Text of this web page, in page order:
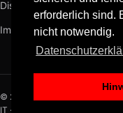
erforderlich sind.
nicht notwendig.
Disclaimer
Impressum
© 2026 NETPROM
IT · KI · Datenschutz · Medien ·